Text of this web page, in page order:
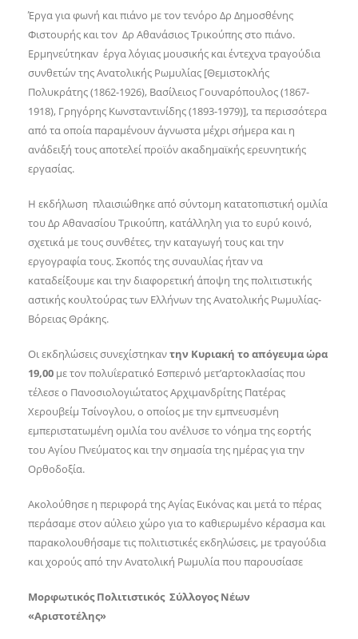
Έργα για φωνή και πιάνο με τον τενόρο Δρ Δημοσθένης
Φιστουρής και τον Δρ Αθανάσιος Τρικούπης στο πιάνο.
Ερμηνεύτηκαν έργα λόγιας μουσικής και έντεχνα τραγούδια
συνθετών της Ανατολικής Ρωμυλίας [Θεμιστοκλής
Πολυκράτης (1862-1926), Βασίλειος Γουναρόπουλος (1867-
1918), Γρηγόρης Κωνσταντινίδης (1893-1979)], τα περισσότερα
από τα οποία παραμένουν άγνωστα μέχρι σήμερα και η
ανάδειξή τους αποτελεί προϊόν ακαδημαϊκής ερευνητικής
εργασίας.
Η εκδήλωση πλαισιώθηκε από σύντομη κατατοπιστική ομιλία
του Δρ Αθανασίου Τρικούπη, κατάλληλη για το ευρύ κοινό,
σχετικά με τους συνθέτες, την καταγωγή τους και την
εργογραφία τους. Σκοπός της συναυλίας ήταν να
καταδείξουμε και την διαφορετική άποψη της πολιτιστικής
αστικής κουλτούρας των Ελλήνων της Ανατολικής Ρωμυλίας-
Βόρειας Θράκης.
Οι εκδηλώσεις συνεχίστηκαντην Κυριακή το απόγευμα ώρα
19,00 με τον πολυΐερατικό Εσπερινό μετ’αρτοκλασίας που
τέλεσε ο Πανοσιολογιώτατος Αρχιμανδρίτης Πατέρας
Χερουβείμ Τσίνογλου, ο οποίος με την εμπνευσμένη
εμπεριστατωμένη ομιλία του ανέλυσε το νόημα της εορτής
του Αγίου Πνεύματος και την σημασία της ημέρας για την
Ορθοδοξία.
Ακολούθησε η περιφορά της Αγίας Εικόνας και μετά το πέρας
περάσαμε στον αύλειο χώρο για το καθιερωμένο κέρασμα και
παρακολουθήσαμε τις πολιτιστικές εκδηλώσεις, με τραγούδια
και χορούς από την Ανατολική Ρωμυλία που παρουσίασε
Μορφωτικός Πολιτιστικός Σύλλογος Νέων
«Αριστοτέλης»